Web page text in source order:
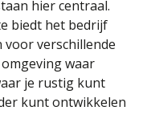
hier centraal.
biedt het bedrijf
verschillende
waar
je rustig kunt
kunt ontwikkelen